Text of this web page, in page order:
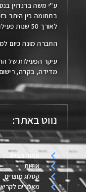
ע"י משה ברנדוין
בתחומה בין היתר
לאורך 50 שנות פעילותה.
החברה מונה כיום למעלה מ-
עיקר הפעילות של
מדידה, בקרה,
נווט באתר:
עמוד הבית
אודות
קטלוג מוצרים
מאמרים